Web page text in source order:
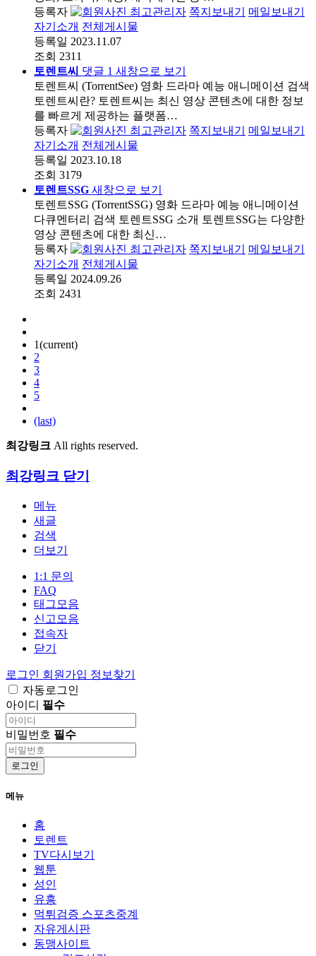
등록자
최고관리자 쪽지보내기
메일보내기
자기소개 전체게시물
등록일 2023.11.07
조회 2311
토렌트씨 댓글 1 새창으로 보기
토렌트씨 (TorrentSee) 영화 드라마 예능 애니메이션 검색
토렌트씨란? 토렌트씨는 최신 영상 콘텐츠에 대한 정보
를 빠르게 제공하는 플랫폼…
등록자
최고관리자 쪽지보내기
메일보내기
자기소개 전체게시물
등록일 2023.10.18
조회 3179
토렌트SSG 새창으로 보기
토렌트SSG (TorrentSSG) 영화 드라마 예능 애니메이션
다큐멘터리 검색 토렌트SSG 소개 토렌트SSG는 다양한
영상 콘텐츠에 대한 최신…
등록자
최고관리자 쪽지보내기
메일보내기
자기소개 전체게시물
등록일 2024.09.26
조회 2431
1(current)
2
3
4
5
(last)
최강링크 All rights reserved.
최강링크 닫기
메뉴
새글
검색
더보기
1:1 문의
FAQ
태그모음
신고모음
접속자
닫기
로그인 회원가입 정보찾기
자동로그인
아이디 필수
비밀번호 필수
로그인
메뉴
홈
토렌트
TV다시보기
웹툰
성인
유흥
먹튀검증 스포츠중계
자유게시판
동맹사이트